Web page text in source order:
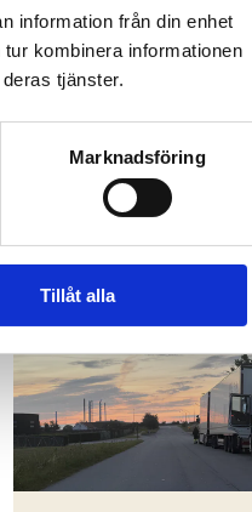
information från din enhet
kombinera informationen
tjänster.
Marknadsföring
Tillåt alla
för tunga fordon